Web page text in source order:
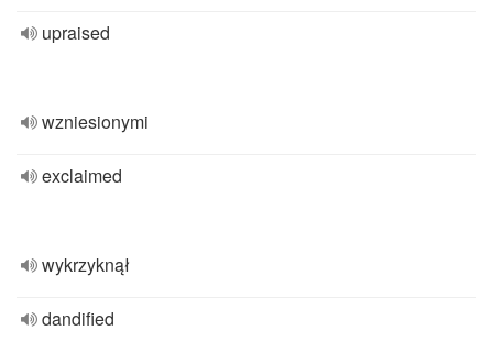
upraised
wzniesionymi
exclaimed
wykrzyknął
dandified